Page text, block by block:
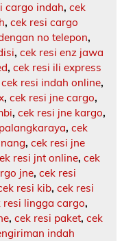
cargo indah, cek
, cek resi cargo
no telepon,
, cek resi enz jawa
, cek resi ili express
cek resi indah online,
, cek resi jne cargo,
, cek resi jne kargo,
, cek
, cek resi jne
resi jnt online, cek
jne, cek resi
resi kib, cek resi
resi lingga cargo,
, cek resi paket, cek
indah